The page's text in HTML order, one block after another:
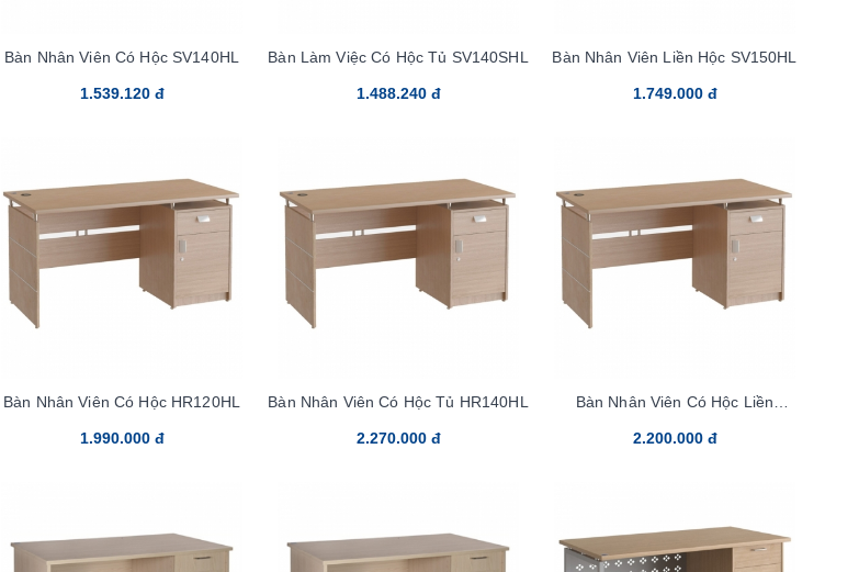
Bàn Nhân Viên Có Hộc SV140HL
1.539.120 đ
Bàn Làm Việc Có Hộc Tủ SV140SHL
1.488.240 đ
Bàn Nhân Viên Liền Hộc SV150HL
1.749.000 đ
Bàn Nhân Viên Có Hộc HR120HL
1.990.000 đ
Bàn Nhân Viên Có Hộc Tủ HR140HL
2.270.000 đ
Bàn Nhân Viên Có Hộc Liền
2.200.000 đ